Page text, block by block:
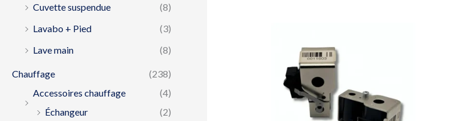
Cuvette suspendue
(8)
Lavabo + Pied
(3)
Lave main
(8)
Chauffage
(238)
Accessoires chauffage
(4)
Échangeur
(2)